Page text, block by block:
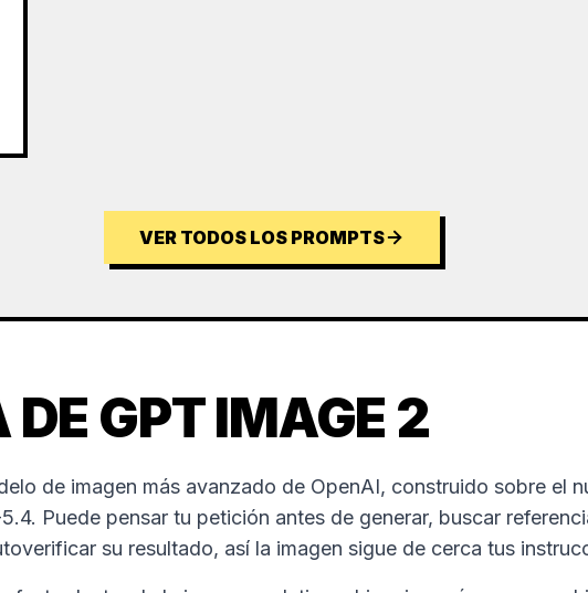
VER TODOS LOS PROMPTS
DE GPT IMAGE 2
de imagen más avanzado de OpenAI, construido sobre el
Puede pensar tu petición antes de generar, buscar
su resultado, así la imagen sigue de cerca tus